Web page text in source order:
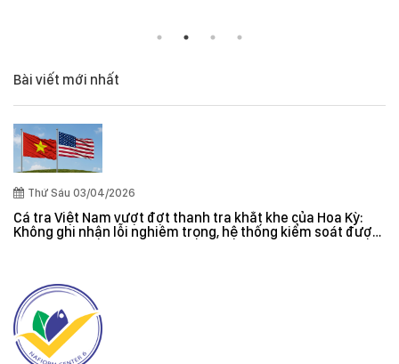
Bài viết mới nhất
Thứ Sáu 03/04/2026
Cá tra Việt Nam vượt đợt thanh tra khắt khe của Hoa Kỳ:
Không ghi nhận lỗi nghiêm trọng, hệ thống kiểm soát được